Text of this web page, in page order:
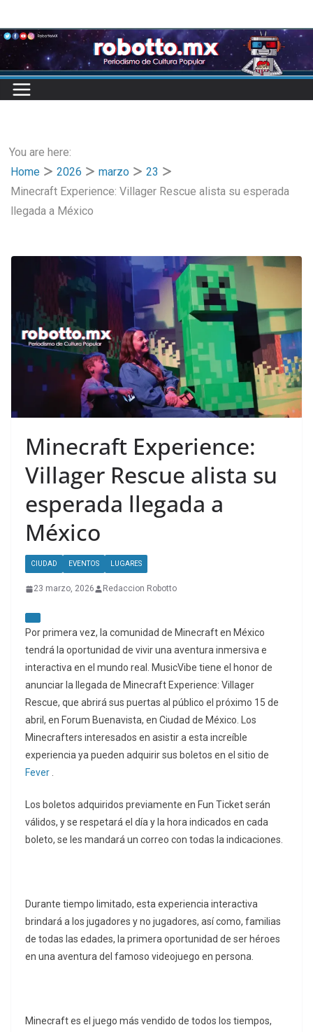
to
content
You are here:
Home
2026 marzo
23
Minecraft Experience: Villager Rescue alista su esperada
llegada a México
Minecraft Experience:
Villager Rescue alista su
esperada llegada a
México
CIUDAD EVENTOS LUGARES
23 marzo, 2026 Redaccion Robotto
Por primera vez, la comunidad de Minecraft en México
tendrá la oportunidad de vivir una aventura inmersiva e
interactiva en el mundo real. MusicVibe tiene el honor de
anunciar la llegada de Minecraft Experience: Villager
Rescue, que abrirá sus puertas al público el próximo 15 de
abril, en Forum Buenavista, en Ciudad de México. Los
Minecrafters interesados en asistir a esta increíble
experiencia ya pueden adquirir sus boletos en el sitio de
Fever
Los boletos adquiridos previamente en Fun Ticket serán
válidos, y se respetará el día y la hora indicados en cada
boleto, se les mandará un correo con todas la indicaciones.
Durante tiempo limitado, esta experiencia interactiva
brindará a los jugadores y no jugadores, así como, familias
de todas las edades, la primera oportunidad de ser héroes
en una aventura del famoso videojuego en persona.
Minecraft es el juego más vendido de todos los tiempos,